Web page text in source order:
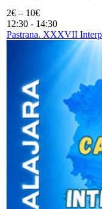
2€ – 10€
12:30 - 14:30
Pastrana. XXXVII